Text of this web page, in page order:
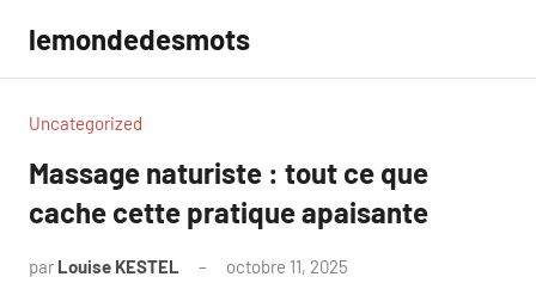
contenu
lemondedesmots
Uncategorized
Massage naturiste : tout ce que
cache cette pratique apaisante
par Louise KESTEL octobre 11, 2025